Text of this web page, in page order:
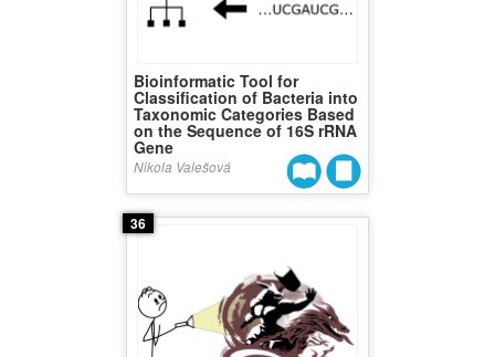
Bioinformatic Tool for
Classification of Bacteria into
Taxonomic Categories Based
on the Sequence of 16S rRNA
Gene
Nikola Valešová
36